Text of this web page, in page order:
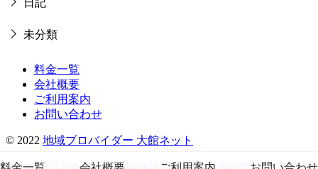
日記
未分類
料金一覧
会社概要
ご利用案内
お問い合わせ
© 2022 地域ブロバイダー 大館ネット
yStandard Themebyyosiakatsuki Powered by WordPress